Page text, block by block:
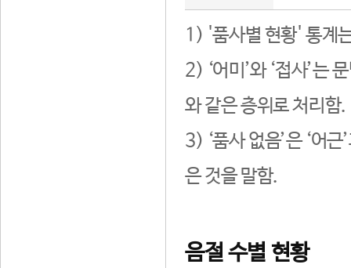
1) '품사별 현황' 통계
2) ‘어미’와 ‘접사’는
와 같은 층위로 처리함.
3) ‘품사 없음’은 ‘어
은 것을 말함.
음절 수별 현황